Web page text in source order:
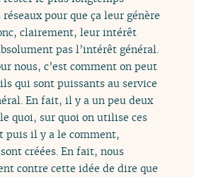
pour que ça leur génère
clairement, leur intérêt
pas l’intérêt général.
nous, c’est comment on peut
qui sont puissants au service
En fait, il y a un peu deux
quoi, sur quoi on utilise ces
puis il y a le comment,
créées. En fait, nous
contre cette idée de dire que